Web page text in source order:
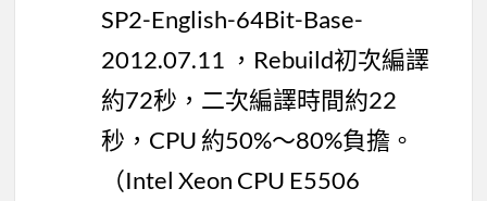
SP2-English-64Bit-Base-
2012.07.11 ，Rebuild初次編譯
約72秒，二次編譯時間約22
秒，CPU 約50%～80%負擔。
（Intel Xeon CPU E5506